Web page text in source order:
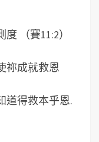
（賽11:2）
祢成就救恩
道得救本乎恩.